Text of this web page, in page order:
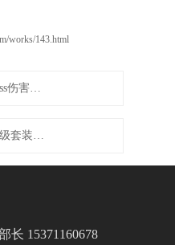
works/143.html
魔兽全程与boss伤害：详尽揭秘
魔兽宇宙：升级套装属性，打造角斗士
长 15371160678